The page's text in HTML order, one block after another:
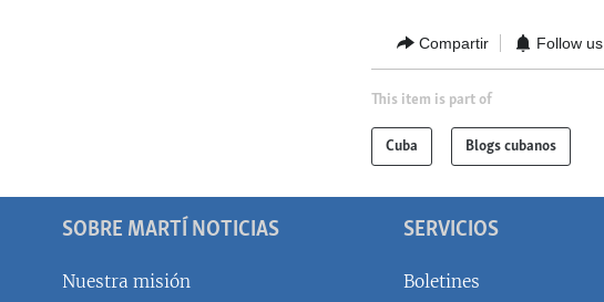
Compartir Follow us
This item is part of
Cuba Blogs cubanos
SOBRE MARTÍ NOTICIAS
Nuestra misión
SERVICIOS
Boletines